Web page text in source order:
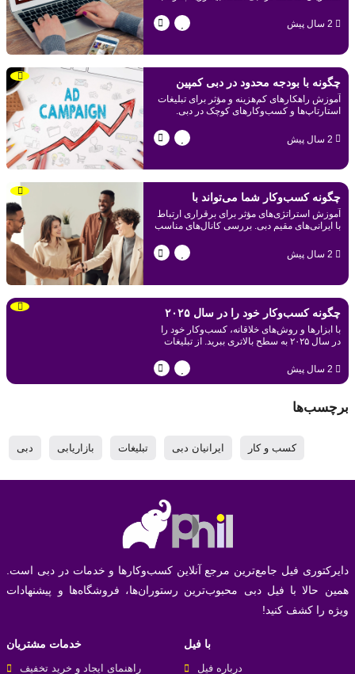
2 سال پیش
چگونه با بودجه محدود در دبی کمپین
تبلیغاتی موفق راه‌اندازی کنیم؟
آموزش راهکارهای کم‌هزینه و مؤثر برای تبلیغات
استارتاپ‌ها و کسب‌وکارهای کوچک در دبی.
معرفی کنید.
2 سال پیش
چگونه کسب‌وکار شما می‌تواند با
ایرانی‌های مقیم دبی ارتباط بگیرد؟
آموزش استراتژی‌های مؤثر برای برقراری ارتباط
با ایرانی‌های مقیم دبی. بررسی کانال‌های مناسب
2 سال پیش
چگونه کسب‌وکار خود را در سال ۲۰۲۵
ارتقا دهیم؟
با ابزارها و روش‌های خلاقانه، کسب‌وکار خود را
در سال ۲۰۲۵ به سطح بالاتری ببرید. از تبلیغات
شما اینجاست.
2 سال پیش
برچسب‌ها
دبی بازاریابی تبلیغات ایرانیان دبی کسب و کار
خدمات مشتریان
راهنمای ایجاد و خرید تخفیف
با فیل
درباره فیل
دایرکتوری فیل جامع‌ترین مرجع آنلاین کسب‌وکارها و خدمات در دبی است.
همین حالا با فیل دبی محبوب‌ترین رستوران‌ها، فروشگاه‌ها و پیشنهادات
ویژه را کشف کنید!